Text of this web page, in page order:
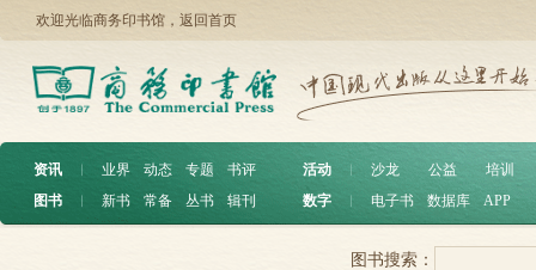
欢迎光临商务印书馆， 返回首页
资讯 ︱ 业界 动态 专题
书评
图书
︱ 新书 常备 丛书 辑刊
活动 沙龙 公益
培训
数字
电子书 数据库 APP
图书搜索：